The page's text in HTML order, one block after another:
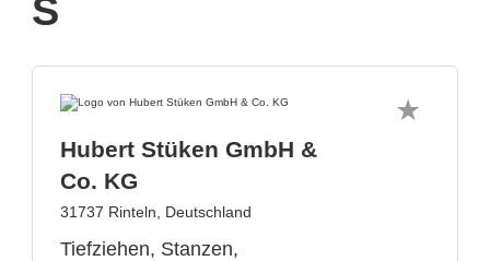
S
Hubert Stüken GmbH &
Co. KG
31737 Rinteln, Deutschland
Tiefziehen, Stanzen,